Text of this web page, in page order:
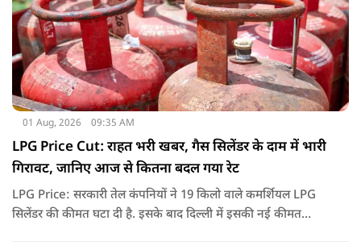
01 Aug, 2026 09:35 AM
LPG Price Cut: राहत भरी खबर, गैस सिलेंडर के दाम में भारी
गिरावट, जानिए आज से कितना बदल गया रेट
LPG Price: सरकारी तेल कंपनियों ने 19 किलो वाले कमर्शियल LPG
सिलेंडर की कीमत घटा दी है. इसके बाद दिल्ली में इसकी नई कीमत